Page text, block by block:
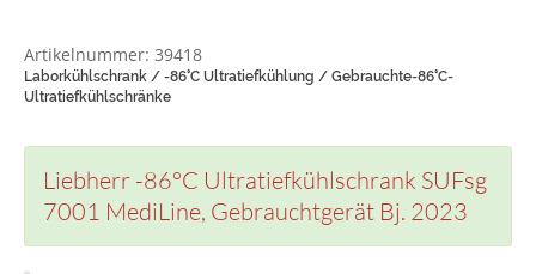
Artikelnummer: 39418
Laborkühlschrank / -86°C Ultratiefkühlung / Gebrauchte-86°C-
Ultratiefkühlschränke
Liebherr -86°C Ultratiefkühlschrank SUFsg
7001 MediLine, Gebrauchtgerät Bj. 2023